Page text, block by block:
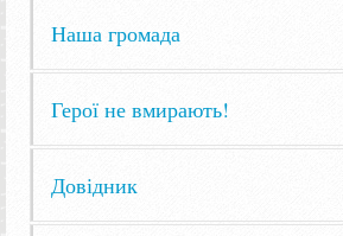
Наша громада
Герої не вмирають!
Довідник